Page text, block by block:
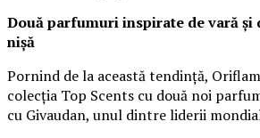
Două parfumuri inspirate de vară și
nișă
Pornind de la această tendință,
colecția Top Scents cu două noi
cu Givaudan, unul dintre liderii